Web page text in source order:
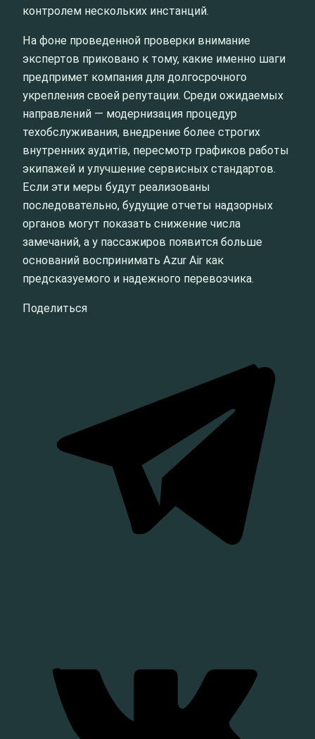
контролем нескольких инстанций.
На фоне проведенной проверки внимание
экспертов приковано к тому, какие именно шаги
предпримет компания для долгосрочного
укрепления своей репутации. Среди ожидаемых
направлений — модернизация процедур
техобслуживания, внедрение более строгих
внутренних аудитів, пересмотр графиков работы
экипажей и улучшение сервисных стандартов.
Если эти меры будут реализованы
последовательно, будущие отчеты надзорных
органов могут показать снижение числа
замечаний, а у пассажиров появится больше
оснований воспринимать Azur Air как
предсказуемого и надежного перевозчика.
Поделиться